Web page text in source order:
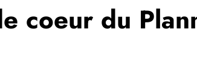
coeur du